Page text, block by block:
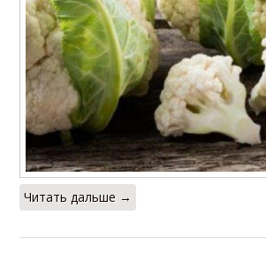
Читать дальше →